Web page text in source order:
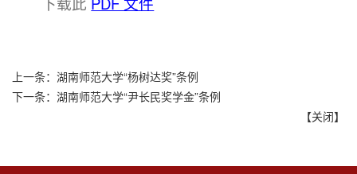
上一条： 湖南师范大学“杨树达奖”条例
下一条： 湖南师范大学“尹长民奖学金”条例
【关闭】